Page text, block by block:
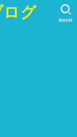
ログ SEARCH